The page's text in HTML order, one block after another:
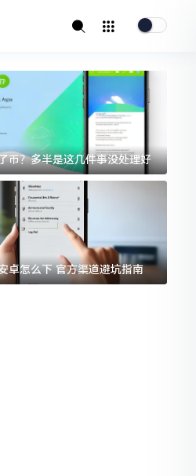
币？多半是这几件事没处理好
卓怎么下 官方渠道避坑指南